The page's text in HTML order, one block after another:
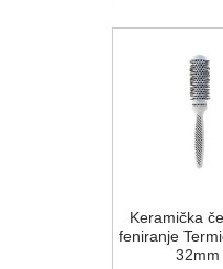
Keramička
feniranje
32mm